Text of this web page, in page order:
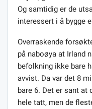
Og samtidig er de
interessert i å bygge
Overraskende
på naboøya at Irland
befolkning ikke bare
avvist. Da var det 8
bare 6. Det er sant
hele tatt, men de